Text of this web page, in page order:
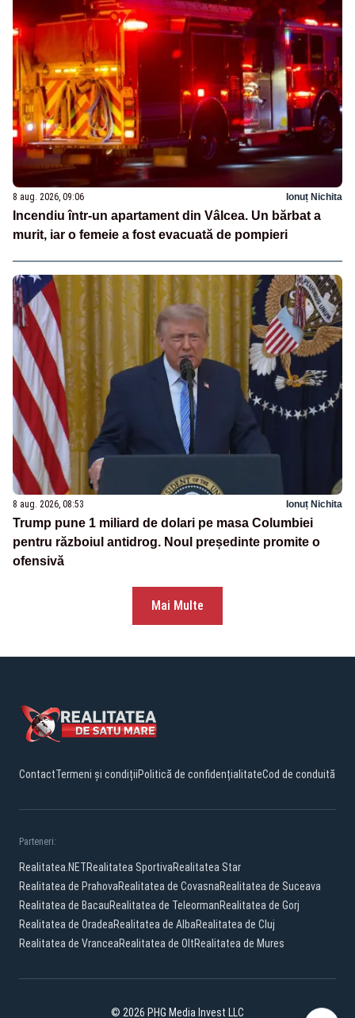
8 aug. 2026, 09:06 Ionuț Nichita
Incendiu într-un apartament din Vâlcea. Un bărbat a
murit, iar o femeie a fost evacuată de pompieri
8 aug. 2026, 08:53 Ionuț Nichita
Trump pune 1 miliard de dolari pe masa Columbiei
pentru războiul antidrog. Noul președinte promite o
ofensivă
Mai Multe
ContactTermeni și condițiiPolitică de confidențialitateCod de conduită
Parteneri:
Realitatea.NETRealitatea SportivaRealitatea Star
Realitatea de PrahovaRealitatea de CovasnaRealitatea de Suceava
Realitatea de BacauRealitatea de TeleormanRealitatea de Gorj
Realitatea de OradeaRealitatea de AlbaRealitatea de Cluj
Realitatea de VranceaRealitatea de OltRealitatea de Mures
© 2026 PHG Media Invest LLC